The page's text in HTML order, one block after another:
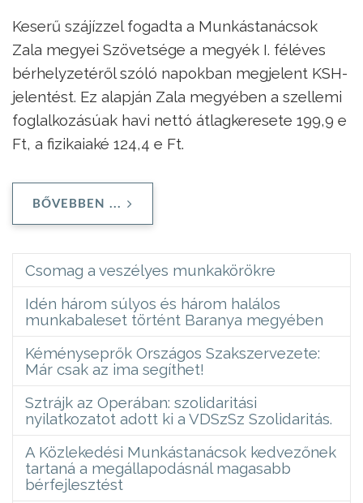
Keserű szájízzel fogadta a Munkástanácsok
Zala megyei Szövetsége a megyék I. féléves
bérhelyzetéről szóló napokban megjelent KSH-
jelentést. Ez alapján Zala megyében a szellemi
foglalkozásúak havi nettó átlagkeresete 199,9 e
Ft, a fizikaiaké 124,4 e Ft.
BŐVEBBEN ...
Csomag a veszélyes munkakörökre
Idén három súlyos és három halálos
munkabaleset történt Baranya megyében
Kéményseprők Országos Szakszervezete:
Már csak az ima segíthet!
Sztrájk az Operában: szolidaritási
nyilatkozatot adott ki a VDSzSz Szolidaritás.
A Közlekedési Munkástanácsok kedvezőnek
tartaná a megállapodásnál magasabb
bérfejlesztést